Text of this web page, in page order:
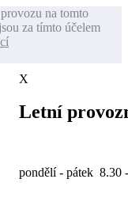
na tomto
za tímto účelem
X
Letní
pondělí - pátek 8.30